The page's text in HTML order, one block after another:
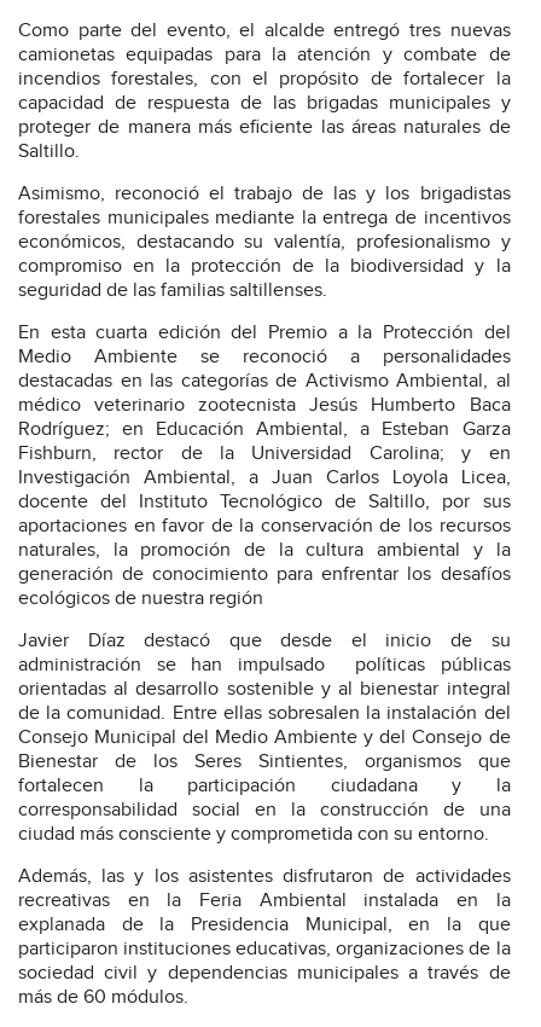
Como parte del evento, el alcalde entregó tres nuevas
camionetas equipadas para la atención y combate de
incendios forestales, con el propósito de fortalecer la
capacidad de respuesta de las brigadas municipales y
proteger de manera más eficiente las áreas naturales de
Saltillo.
Asimismo, reconoció el trabajo de las y los brigadistas
forestales municipales mediante la entrega de incentivos
económicos, destacando su valentía, profesionalismo y
compromiso en la protección de la biodiversidad y la
seguridad de las familias saltillenses.
En esta cuarta edición del Premio a la Protección del
Medio Ambiente se reconoció a personalidades
destacadas en las categorías de Activismo Ambiental, al
médico veterinario zootecnista Jesús Humberto Baca
Rodríguez; en Educación Ambiental, a Esteban Garza
Fishburn, rector de la Universidad Carolina; y en
Investigación Ambiental, a Juan Carlos Loyola Licea,
docente del Instituto Tecnológico de Saltillo, por sus
aportaciones en favor de la conservación de los recursos
naturales, la promoción de la cultura ambiental y la
generación de conocimiento para enfrentar los desafíos
ecológicos de nuestra región
Javier Díaz destacó que desde el inicio de su
administración se han impulsado políticaspúblicas
orientadas al desarrollo sostenible y al bienestar integral
de la comunidad. Entre ellas sobresalen la instalación del
Consejo Municipal del Medio Ambiente y del Consejo de
Bienestar de los Seres Sintientes, organismos que
fortalecen la participación ciudadana y la
corresponsabilidad social en la construcción de una
ciudad más consciente y comprometida con su entorno.
Además, las y los asistentes disfrutaron de actividades
recreativas en la Feria Ambiental instalada en la
explanada de la Presidencia Municipal, en la que
participaron instituciones educativas, organizaciones de la
sociedad civil y dependencias municipales a través de
más de 60 módulos.